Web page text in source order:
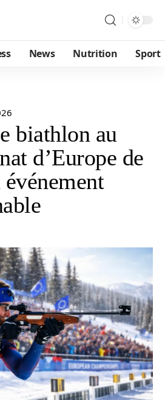
News Nutrition Sport
biathlon au
d’Europe de